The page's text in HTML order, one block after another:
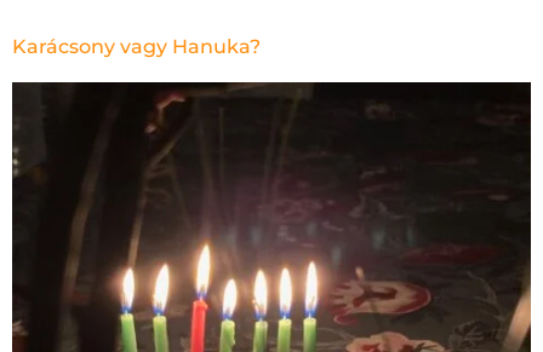
Karácsony vagy Hanuka?